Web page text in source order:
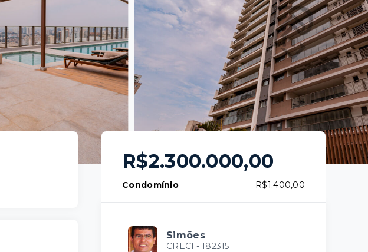
R$2.300.000,00
Condomínio R$1.400,00
Simões
CRECI - 182315